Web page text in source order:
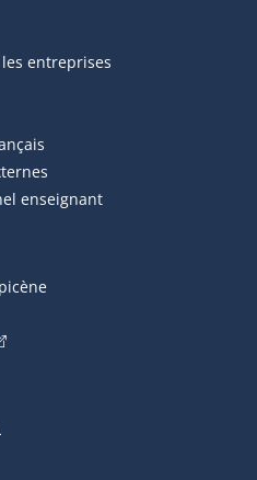
entreprises
hyperlien externe s'ouvrira
enseignant
hyperlien externe s'ouvrira